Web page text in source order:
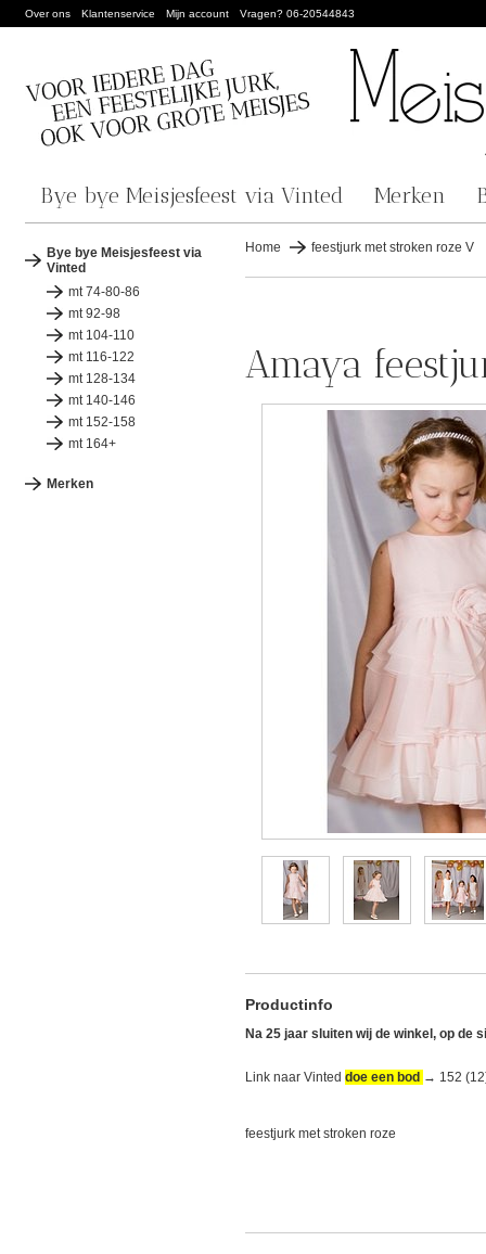
Over ons Klantenservice Mijn account Vragen? 06-20544843
Bye bye Meisjesfeest via Vinted Merken
Bye bye Meisjesfeest via
Vinted
mt 74-80-86
mt 92-98
mt 104-110
mt 116-122
mt 128-134
mt 140-146
mt 152-158
mt 164+
Merken
Home feestjurk met stroken roze V
Amaya
Productinfo
Na 25 jaar sluiten wij de winkel, op de
Link naar Vinted doe een bod → 152
feestjurk met stroken roze